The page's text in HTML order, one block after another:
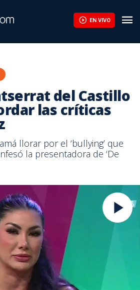
EN VIVO
del Castillo
las críticas
llorar por el ‘bullying’ que
la presentadora de ‘De